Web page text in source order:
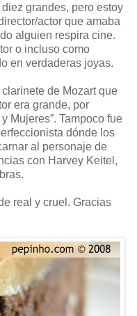
grandes, pero estoy
actor que amaba
alguien respira cine.
o incluso como
en verdaderas joyas.
de Mozart que
era grande, por
Mujeres”. Tampoco fue
dónde los
al personaje de
con Harvey Keitel,
real y cruel. Gracias